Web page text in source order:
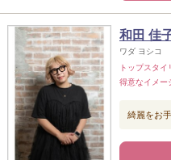
和田 佳
ワダ ヨシコ
トップスタイ
得意なイメー
綺麗をお